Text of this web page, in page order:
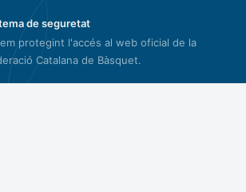
de seguretat
protegint l'accés al web oficial de la
Catalana de Bàsquet.